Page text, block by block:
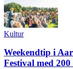
Kultur
Weekendtip i
Festival med 200